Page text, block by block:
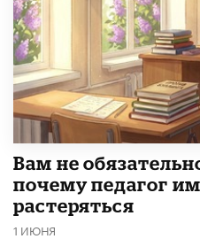
​Вам не
почему педагог
растеряться
1 ИЮНЯ